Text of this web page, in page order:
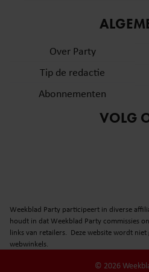
partners voor social media,
informatie die u aan ze heeft
verzameld op basis van uw
gebruiken.
Over Party
Tip de redactie
Abonnementen
VOLG
Weekblad Party participeert in diverse
houdt in dat Weekblad Party commissies
links van retailers. Deze website wordt
webwinkels.
© 2026